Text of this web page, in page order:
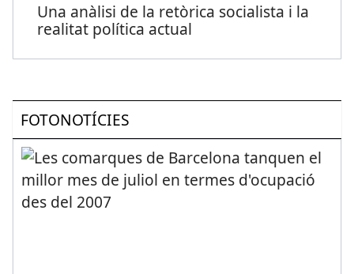
Una anàlisi de la retòrica socialista i la
realitat política actual
FOTONOTÍCIES